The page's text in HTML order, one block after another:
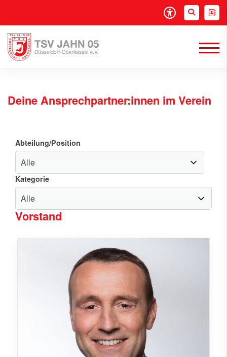
Deine Ansprechpartner:innen im Verein
Abteilung/Position
Kategorie
Vorstand